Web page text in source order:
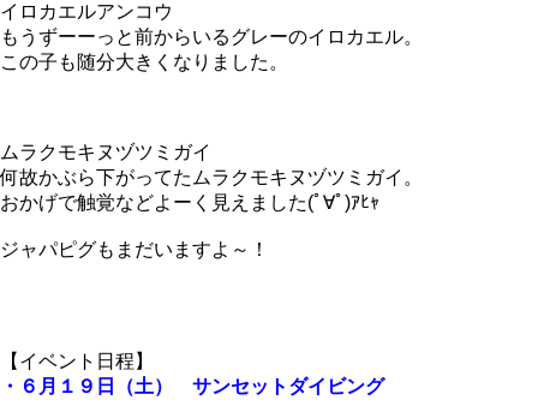
イロカエルアンコウ
もうずーーっと前からいるグレーのイロカエル。
この子も随分大きくなりました。
ムラクモキヌヅツミガイ
何故かぶら下がってたムラクモキヌヅツミガイ。
おかげで触覚などよーく見えました(ﾟ∀ﾟ)ｱﾋｬ
ジャパピグもまだいますよ～！
【イベント日程】
・６月１９日（土） サンセットダイビング